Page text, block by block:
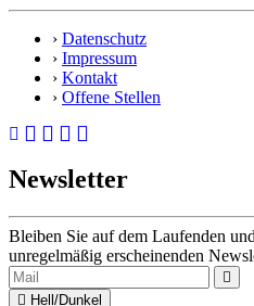
› Datenschutz
› Impressum
› Kontakt
› Offene Stellen
Newsletter
Bleiben Sie auf dem Laufenden
unregelmäßig erscheinenden
Hell/Dunkel